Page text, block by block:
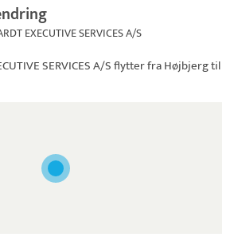
EXECUTIVE SERVICES A/S
SERVICES A/Sflytter fra Højbjerg til